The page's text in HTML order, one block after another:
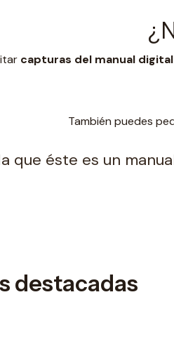
capturas del manual
También puedes
que éste es un
destacadas